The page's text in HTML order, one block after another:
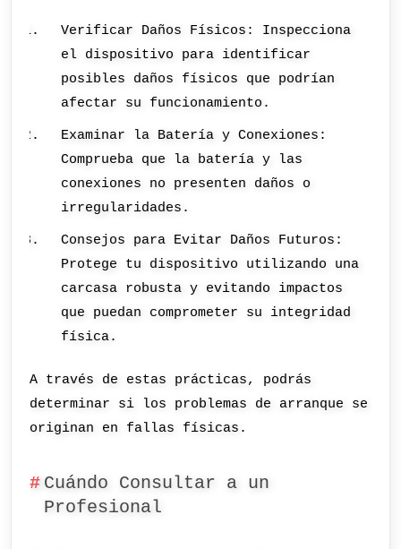
Verificar Daños Físicos: Inspecciona
el dispositivo para identificar
posibles daños físicos que podrían
afectar su funcionamiento.
Examinar la Batería y Conexiones:
Comprueba que la batería y las
conexiones no presenten daños o
irregularidades.
Consejos para Evitar Daños Futuros:
Protege tu dispositivo utilizando una
carcasa robusta y evitando impactos
que puedan comprometer su integridad
física.
A través de estas prácticas, podrás
determinar si los problemas de arranque se
originan en fallas físicas.
Cuándo Consultar a un
Profesional